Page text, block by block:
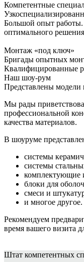
Компетентные
Большой опыт работы.
оптимального
Монтаж «под ключ»
Бригады опытных
Квалифицированные
Наш шоу-рум
Представлены
Мы рады
профессиональной
качества материалов.
В шоуруме
системы
системы
комплектующие
блоки для
смеси и
и многое другое.
Рекомендуем
время вашего визита
Штат компетентных